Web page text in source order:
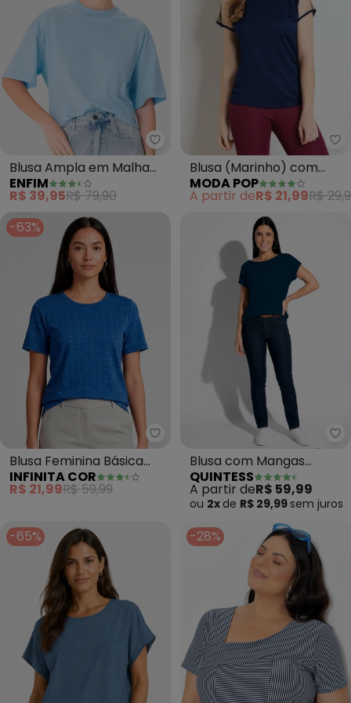
Enfim - Blusa Ampla em Malha
Blusa Ampla em Malha
(Azul Pastel)
ENFIM
R$ 39,95R$ 79,90
Blusa (Marinho) com
Transparência nas
Mangas
MODA POP
A partir deR$ 21,99R$
-63%
Infinita Cor - Blusa Feminina
Blusa Feminina Básica
(Azul)
INFINITA COR
R$ 21,99R$ 59,99
Blusa com Mangas
Curtas (Marinho)
QUINTESS
A partir deR$ 59,99
ou 2x de R$ 29,99 sem juros
-65% -28%